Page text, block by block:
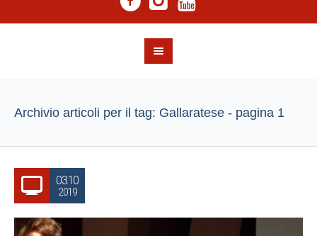
Archivio articoli per il tag: Gallaratese - pagina 1
03.10
2019